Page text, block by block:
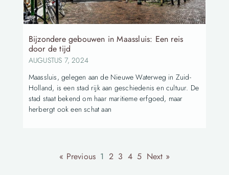
Bijzondere gebouwen in Maassluis: Een reis
door de tijd
AUGUSTUS 7, 2024
Maassluis, gelegen aan de Nieuwe Waterweg in Zuid-
Holland, is een stad rijk aan geschiedenis en cultuur. De
stad staat bekend om haar maritieme erfgoed, maar
herbergt ook een schat aan
« Previous 1 2 3 4 5 Next »